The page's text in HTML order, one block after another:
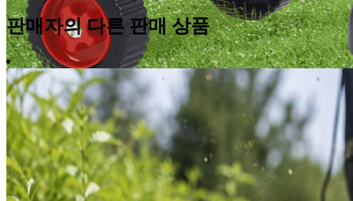
판매자의 다른 판매 상품